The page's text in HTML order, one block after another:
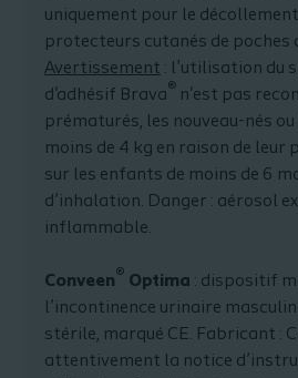
uniquement pour le
protecteurs cutanés de poches
Avertissement : l’utilisation du
d'adhésif Brava® n'est pas
prématurés, les nouveau-nés
moins de 4 kg en raison de leur
sur les enfants de moins de 6
d’inhalation. Danger : aérosol
inflammable.
Conveen® Optima : dispositif
l’incontinence urinaire
stérile, marqué CE. Fabricant :
attentivement la notice